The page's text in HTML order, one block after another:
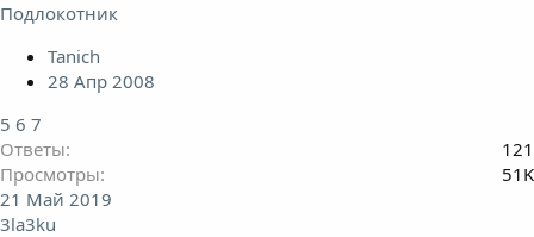
Подлокотник
Tanich
28 Апр 2008
5 6 7
Ответы
121
Просмотры
51K
21 Май 2019
3la3ku